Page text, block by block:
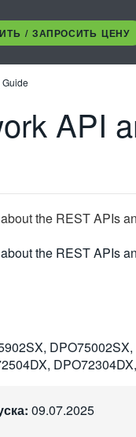
/ ЗАПРОСИТЬ ЦЕНУ
API
the REST APIs
the REST APIs
09.07.2025